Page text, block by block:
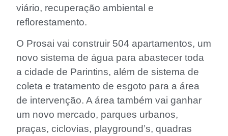
viário, recuperação ambiental e
reflorestamento.
O Prosai vai construir 504 apartamentos, um
novo sistema de água para abastecer toda
a cidade de Parintins, além de sistema de
coleta e tratamento de esgoto para a área
de intervenção. A área também vai ganhar
um novo mercado, parques urbanos,
praças, ciclovias, playground’s, quadras